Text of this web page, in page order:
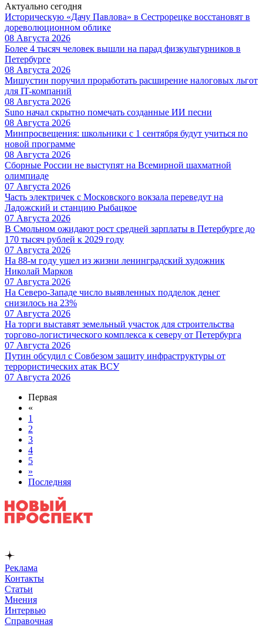
Актуально сегодня
Историческую «Дачу Павлова» в Сестрорецке восстановят в
дореволюционном облике
08 Августа 2026
Более 4 тысяч человек вышли на парад физкультурников в
Петербурге
08 Августа 2026
Мишустин поручил проработать расширение налоговых льгот
для IT-компаний
08 Августа 2026
Suno начал скрытно помечать созданные ИИ песни
08 Августа 2026
Минпросвещения: школьники с 1 сентября будут учиться по
новой программе
08 Августа 2026
Сборные России не выступят на Всемирной шахматной
олимпиаде
07 Августа 2026
Часть электричек с Московского вокзала переведут на
Ладожский и станцию Рыбацкое
07 Августа 2026
В Смольном ожидают рост средней зарплаты в Петербурге до
170 тысяч рублей к 2029 году
07 Августа 2026
На 88-м году ушел из жизни ленинградский художник
Николай Марков
07 Августа 2026
На Северо-Западе число выявленных подделок денег
снизилось на 23%
07 Августа 2026
На торги выставят земельный участок для строительства
торгово-логистического комплекса к северу от Петербурга
07 Августа 2026
Путин обсудил с Совбезом защиту инфраструктуры от
террористических атак ВСУ
07 Августа 2026
Первая
«
1
2
3
4
5
»
Последняя
Реклама
Контакты
Статьи
Мнения
Интервью
Справочная